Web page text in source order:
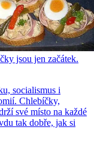
jsou jen začátek.
socialismus i
Chlebíčky,
své místo na každé
tak dobře, jak si